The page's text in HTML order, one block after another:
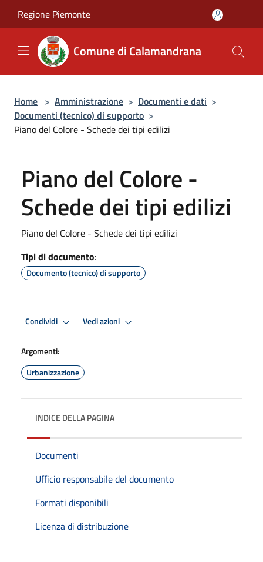
Regione Piemonte
Comune di Calamandrana
Home > Amministrazione > Documenti e dati >
Documenti (tecnico) di supporto >
Piano del Colore - Schede dei tipi edilizi
Piano del Colore -
Schede dei tipi edilizi
Piano del Colore - Schede dei tipi edilizi
Tipi di documento:
Documento (tecnico) di supporto
Condividi Vedi azioni
Argomenti:
Urbanizzazione
INDICE DELLA PAGINA
Documenti
Ufficio responsabile del documento
Formati disponibili
Licenza di distribuzione